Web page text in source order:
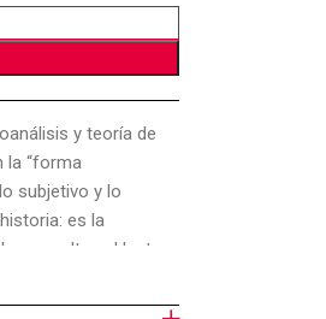
y teoría de
la “forma
subjetivo y lo
es la
y cultura. Hasta
esa
por los